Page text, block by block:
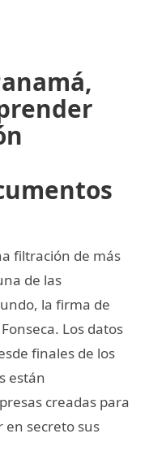
filtración de más
de las
la firma de
Los datos
finales de los
están
creadas para
secreto sus